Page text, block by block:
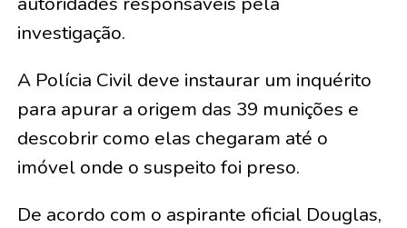
investigação.
A Polícia Civil deve instaurar um inquérito
para apurar a origem das 39 munições e
descobrir como elas chegaram até o
imóvel onde o suspeito foi preso.
De acordo com o aspirante oficial Douglas,